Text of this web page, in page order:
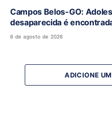
Campos Belos-GO:
desaparecida é
6 de agosto de 2026
ADICIONE